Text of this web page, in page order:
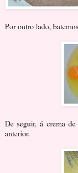
Por outro lado,
De seguir, á crema
anterior.